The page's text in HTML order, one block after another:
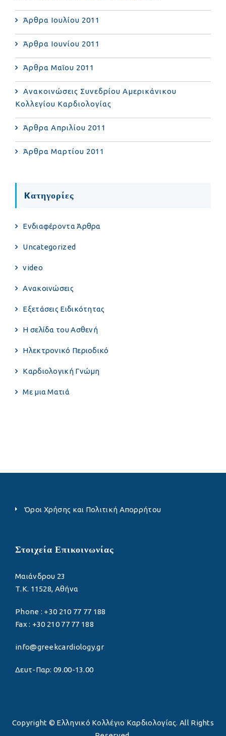
Άρθρα Ιουλίου 2011
Άρθρα Ιουνίου 2011
Άρθρα Μαΐου 2011
Ανακοινώσεις Συνεδρίου Αμερικάνικου
Κολλεγίου Καρδιολογίας
Άρθρα Απριλίου 2011
Άρθρα Μαρτίου 2011
Kατηγορίες
Eνδιαφέροντα Άρθρα
Uncategorized
video
Ανακοινώσεις
Εξετάσεις Ειδικότητας
Η σελίδα του Ασθενή
Ηλεκτρονικό Περιοδικό
Καρδιολογική Γνώμη
Με μια Ματιά
Όροι Χρήσης και Πολιτική Απορρήτου
Στοιχεία Επικοινωνίας
Μαιάνδρου 23
Τ.Κ. 11528, Αθήνα
Phone : +30 210 77 77 188
Fax : +30 210 77 77 188
info@greekcardiology.gr
Δευτ-Παρ: 09.00-13.00
Copyright © Ελληνικό Κολλέγιο Καρδιολογίας. All Rights